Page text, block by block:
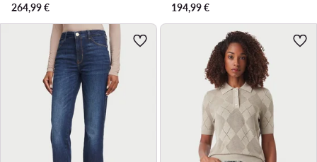
264,99€
194,99€